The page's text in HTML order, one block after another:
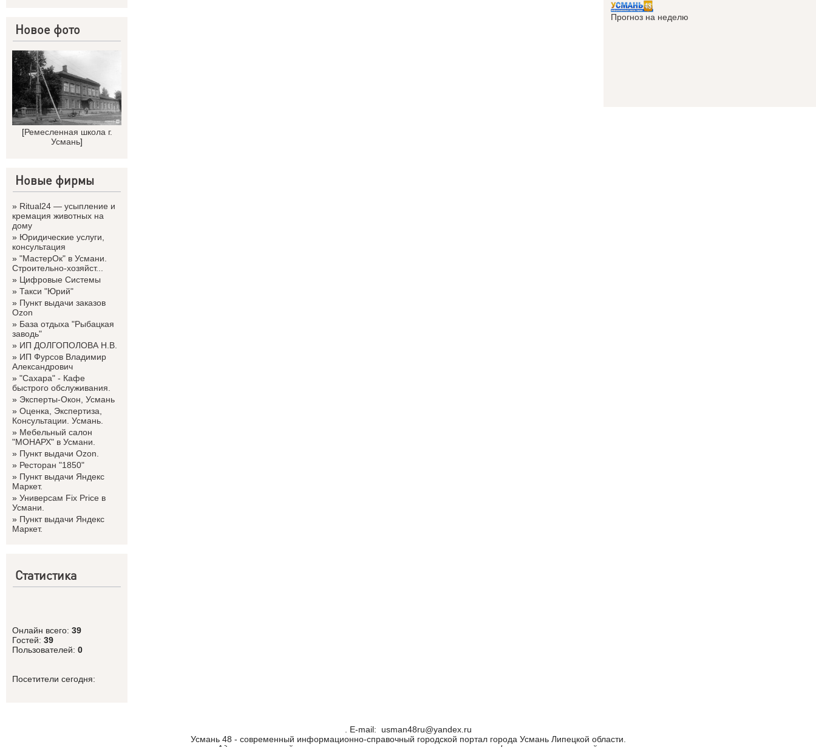
Новое фото
[Ремесленная школа г.
Усмань]
Новые фирмы
» Ritual24 — усыпление и
кремация животных на
дому
» Юридические услуги,
консультация
» "МастерОк" в Усмани.
Строительно-хозяйст...
» Цифровые Системы
» Такси "Юрий"
» Пункт выдачи заказов
Ozon
» База отдыха "Рыбацкая
заводь"
» ИП ДОЛГОПОЛОВА Н.В.
» ИП Фурсов Владимир
Александрович
» "Сахара" - Кафе
быстрого обслуживания.
» Эксперты-Окон, Усмань
» Оценка, Экспертиза,
Консультации. Усмань.
» Мебельный салон
"МОНАРХ" в Усмани.
» Пункт выдачи Ozon.
» Ресторан "1850"
» Пункт выдачи Яндекс
Маркет.
» Универсам Fix Price в
Усмани.
» Пункт выдачи Яндекс
Маркет.
Статистика
Онлайн всего: 39
Гостей: 39
Пользователей: 0
Посетители сегодня:
Прогноз на неделю
. Е-mail: usman48ru@yandex.ru
Усмань 48 - современный информационно-справочный городской портал города Усмань Липецкой области.